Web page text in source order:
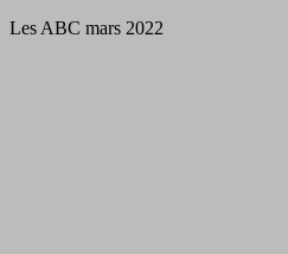
Les ABC mars 2022